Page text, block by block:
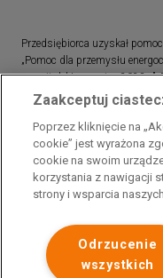
Przedsiębiorca uzyskał
„Pomoc dla przemysłu
energii elektrycznej w 2023
programu rządowego pod
związana z nagłymi
2022 r.”
Zaakceptuj
Poprzez kliknięcie na
cookie” jest wyrażona
cookie na swoim
korzystania z nawigacji
strony i wsparcia
Odrzucenie
wszystkich